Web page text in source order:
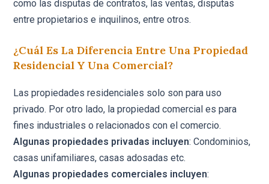
como las disputas de contratos, las ventas, disputas
entre propietarios e inquilinos, entre otros.
¿Cuál Es La Diferencia Entre Una Propiedad
Residencial Y Una Comercial?
Las propiedades residenciales solo son para uso
privado. Por otro lado, la propiedad comercial es para
fines industriales o relacionados con el comercio.
Algunas propiedades privadas incluyen: Condominios,
casas unifamiliares, casas adosadas etc.
Algunas propiedades comerciales incluyen: